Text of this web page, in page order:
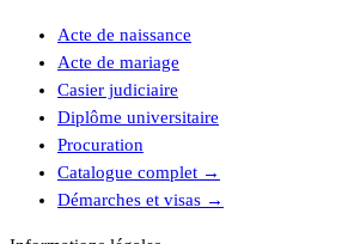
Acte de naissance
Acte de mariage
Casier judiciaire
Diplôme universitaire
Procuration
Catalogue complet →
Démarches et visas →